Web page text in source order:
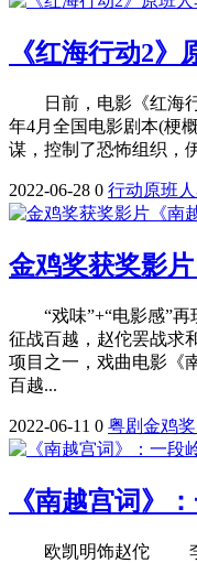
《红海行动2
日前，电影《红海行
年4月全国电影剧本(梗
谋，控制了恐怖组织
2022-06-28 0 行动原班
金鸡奖获奖影
“戏味”+“电影感”再
征战百越，赵佗罢战求
项目之一，戏曲电影《
百越...
2022-06-11 0 粤剧金鸡奖
《南越宫词》
欧凯明饰赵佗 李嘉